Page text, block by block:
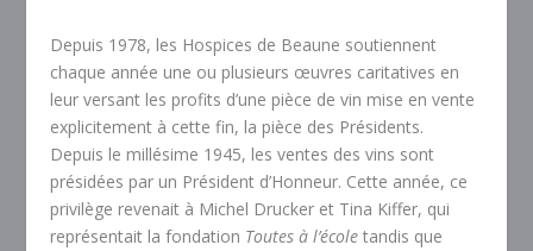
Depuis 1978, les Hospices de Beaune soutiennent
chaque année une ou plusieurs œuvres caritatives en
leur versant les profits d’une pièce de vin mise en vente
explicitement à cette fin, la pièce des Présidents.
Depuis le millésime 1945, les ventes des vins sont
présidées par un Président d’Honneur. Cette année, ce
privilège revenait à Michel Drucker et Tina Kiffer, qui
représentait la fondation Toutes à l’école tandis que